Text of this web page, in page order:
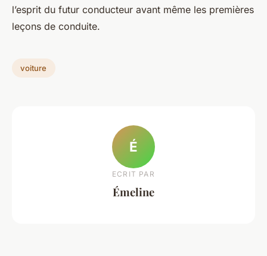
l’esprit du futur conducteur avant même les premières
leçons de conduite.
voiture
É
ECRIT PAR
Émeline